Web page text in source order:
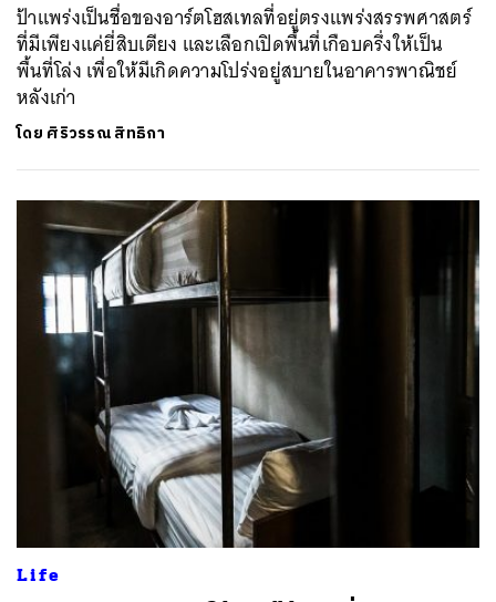
ป้าแพร่งเป็นชื่อของอาร์ตโฮสเทลที่อยู่ตรงแพร่งสรรพศาสตร์
ที่มีเพียงแค่ยี่สิบเตียง และเลือกเปิดพื้นที่เกือบครึ่งให้เป็น
พื้นที่โล่ง เพื่อให้มีเกิดความโปร่งอยู่สบายในอาคารพาณิชย์
หลังเก่า
โดย ศิริวรรณ สิทธิกา
Life